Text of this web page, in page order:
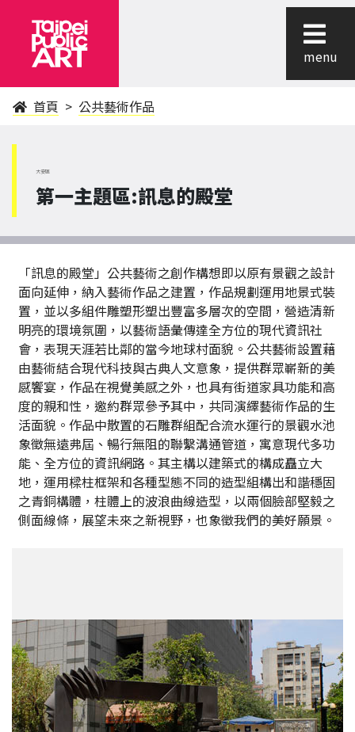
menu
首頁 公共藝術作品
大安區
第一主題區:訊息的殿堂
「訊息的殿堂」公共藝術之創作構想即以原有景觀之設計
面向延伸，納入藝術作品之建置，作品規劃運用地景式裝
置，並以多組件雕塑形塑出豐富多層次的空間，營造清新
明亮的環境氛圍，以藝術語彙傳達全方位的現代資訊社
會，表現天涯若比鄰的當今地球村面貌。公共藝術設置藉
由藝術結合現代科技與古典人文意象，提供群眾嶄新的美
感饗宴，作品在視覺美感之外，也具有街道家具功能和高
度的親和性，邀約群眾參予其中，共同演繹藝術作品的生
活面貌。作品中散置的石雕群組配合流水運行的景觀水池
象徵無遠弗屆、暢行無阻的聯繫溝通管道，寓意現代多功
能、全方位的資訊網路。其主構以建築式的構成矗立大
地，運用樑柱框架和各種型態不同的造型組構出和諧穩固
之青銅構體，柱體上的波浪曲線造型，以兩個臉部堅毅之
側面線條，展望未來之新視野，也象徵我們的美好願景。